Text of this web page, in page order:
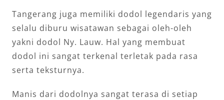
Tangerang juga memiliki dodol legendaris yang
selalu diburu wisatawan sebagai oleh-oleh
yakni dodol Ny. Lauw. Hal yang membuat
dodol ini sangat terkenal terletak pada rasa
serta teksturnya.
Manis dari dodolnya sangat terasa di setiap